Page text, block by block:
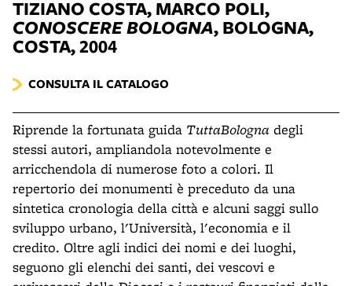
TIZIANO COSTA, MARCO POLI,
CONOSCERE BOLOGNA, BOLOGNA,
COSTA, 2004
CONSULTA IL CATALOGO
Riprende la fortunata guida TuttaBologna degli
stessi autori, ampliandola notevolmente e
arricchendola di numerose foto a colori. Il
repertorio dei monumenti è preceduto da una
sintetica cronologia della città e alcuni saggi sullo
sviluppo urbano, l'Università, l'economia e il
credito. Oltre agli indici dei nomi e dei luoghi,
seguono gli elenchi dei santi, dei vescovi e